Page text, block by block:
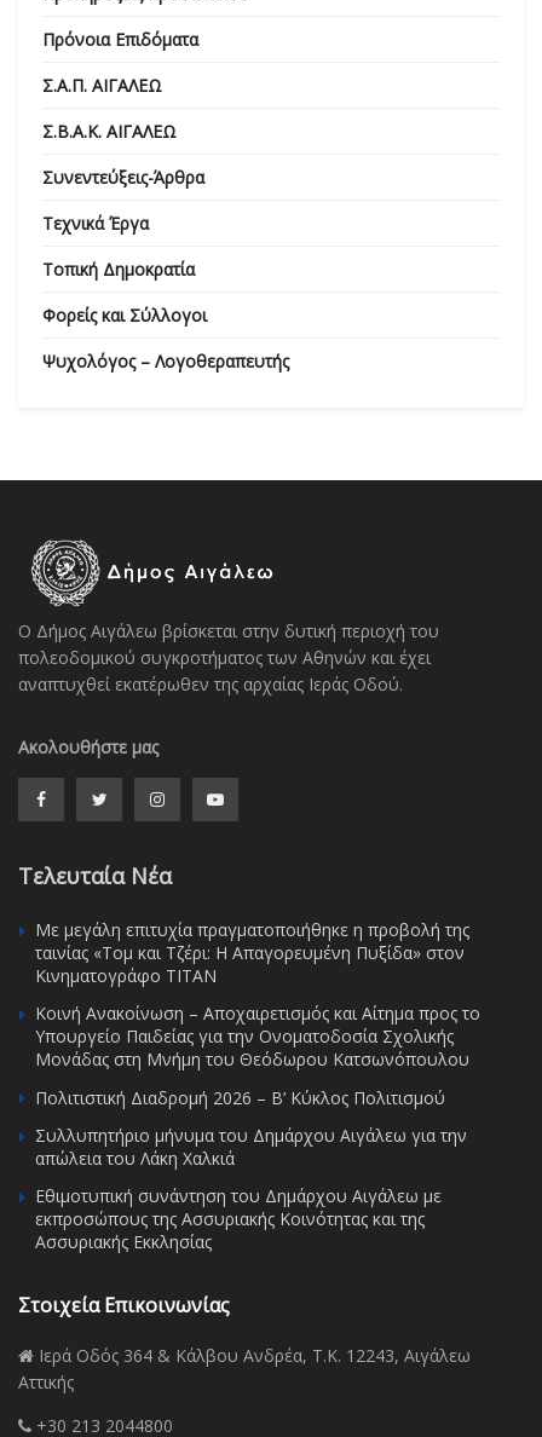
Πρόνοια Επιδόματα
Σ.Α.Π. ΑΙΓΑΛΕΩ
Σ.Β.Α.Κ. ΑΙΓΑΛΕΩ
Συνεντεύξεις-Άρθρα
Τεχνικά Έργα
Τοπική Δημοκρατία
Φορείς και Σύλλογοι
Ψυχολόγος – Λογοθεραπευτής
Ο Δήμος Αιγάλεω βρίσκεται στην δυτική περιοχή του
πολεοδομικού συγκροτήματος των Αθηνών και έχει
αναπτυχθεί εκατέρωθεν της αρχαίας Ιεράς Οδού.
Ακολουθήστε μας
Τελευταία Νέα
Με μεγάλη επιτυχία πραγματοποιήθηκε η προβολή της
ταινίας «Τομ και Τζέρι: Η Απαγορευμένη Πυξίδα» στον
Κινηματογράφο ΤΙΤΑΝ
Κοινή Ανακοίνωση – Αποχαιρετισμός και Αίτημα προς το
Υπουργείο Παιδείας για την Ονοματοδοσία Σχολικής
Μονάδας στη Μνήμη του Θεόδωρου Κατσωνόπουλου
Πολιτιστική Διαδρομή 2026 – Β’ Κύκλος Πολιτισμού
Συλλυπητήριο μήνυμα του Δημάρχου Αιγάλεω για την
απώλεια του Λάκη Χαλκιά
Εθιμοτυπική συνάντηση του Δημάρχου Αιγάλεω με
εκπροσώπους της Ασσυριακής Κοινότητας και της
Ασσυριακής Εκκλησίας
Στοιχεία Επικοινωνίας
Ιερά Οδός 364 & Κάλβου Ανδρέα, Τ.Κ. 12243, Αιγάλεω
Αττικής
+30 213 2044800